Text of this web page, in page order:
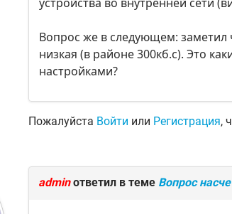
Вопрос же в следующем: заметил
низкая (в районе 300кб.с). Это
настройками?
Пожалуйста Войти или Регистрация,
adminответил в теме Вопрос